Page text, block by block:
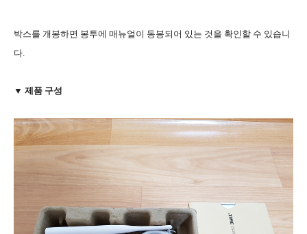
박스를 개봉하면 봉투에 매뉴얼이 동봉되어 있는 것을 확인할 수 있습니
다.
▼ 제품 구성